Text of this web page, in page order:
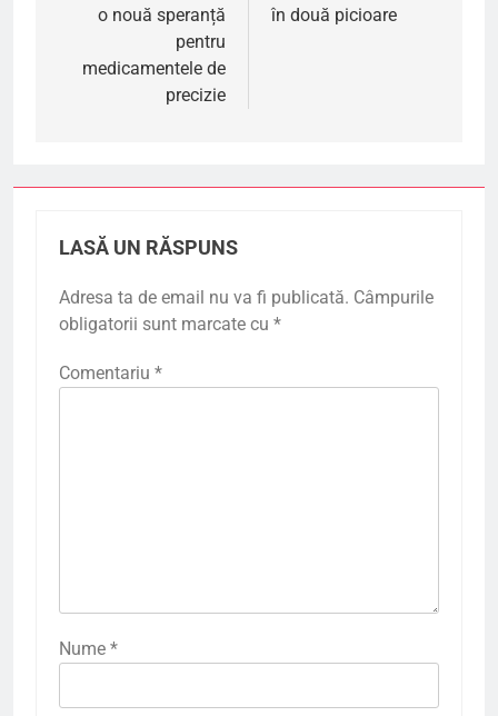
o nouă speranță
pentru
medicamentele de
precizie
în două picioare
LASĂ UN RĂSPUNS
Adresa ta de email nu va fi publicată. Câmpurile
obligatorii sunt marcate cu *
Comentariu *
Nume *